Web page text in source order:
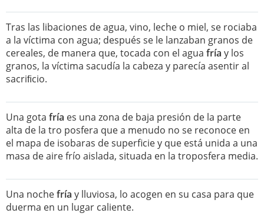
Tras las libaciones de agua, vino, leche o miel, se rociaba
a la víctima con agua; después se le lanzaban granos de
cereales, de manera que, tocada con el agua fría y los
granos, la víctima sacudía la cabeza y parecía asentir al
sacriﬁcio.
Una gota fría es una zona de baja presión de la parte
alta de la tro posfera que a menudo no se reconoce en
el mapa de isobaras de superficie y que está unida a una
masa de aire frío aislada, situada en la troposfera media.
Una nochefría y lluviosa, lo acogen en su casa para que
duerma en un lugar caliente.